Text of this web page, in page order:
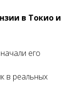
в Токио и
его
в реальных